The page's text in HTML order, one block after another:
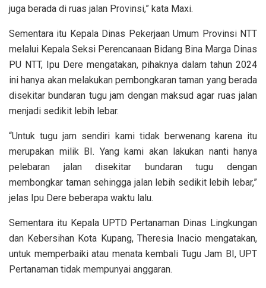
juga berada di ruas jalan Provinsi,” kata Maxi.
Sementara itu Kepala Dinas Pekerjaan Umum Provinsi NTT
melalui Kepala Seksi Perencanaan Bidang Bina Marga Dinas
PU NTT, Ipu Dere mengatakan, pihaknya dalam tahun 2024
ini hanya akan melakukan pembongkaran taman yang berada
disekitar bundaran tugu jam dengan maksud agar ruas jalan
menjadi sedikit lebih lebar.
“Untuk tugu jam sendiri kami tidak berwenang karena itu
merupakan milik BI. Yang kami akan lakukan nanti hanya
pelebaran jalan disekitar bundaran tugu dengan
membongkar taman sehingga jalan lebih sedikit lebih lebar,”
jelas Ipu Dere beberapa waktu lalu.
Sementara itu Kepala UPTD Pertanaman Dinas Lingkungan
dan Kebersihan Kota Kupang, Theresia Inacio mengatakan,
untuk memperbaiki atau menata kembali Tugu Jam BI, UPT
Pertanaman tidak mempunyai anggaran.